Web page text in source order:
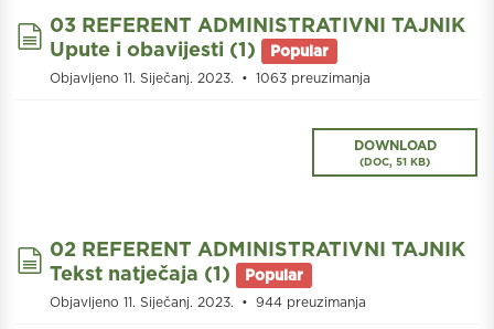
document
03 REFERENT ADMINISTRATIVNI TAJNIK
Upute i obavijesti (1)
Popular
Objavljeno 11. Siječanj. 2023. 1063 preuzimanja
DOWNLOAD
(DOC, 51 KB)
document
02 REFERENT ADMINISTRATIVNI TAJNIK
Tekst natječaja (1)
Popular
Objavljeno 11. Siječanj. 2023. 944 preuzimanja